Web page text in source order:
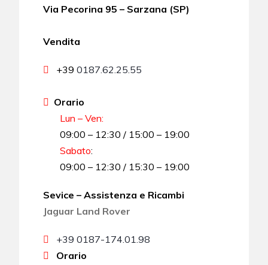
Via Pecorina 95 – Sarzana (SP)
Vendita
+390187.62.25.55
Orario
Lun – Ven:
09:00 – 12:30 / 15:00 – 19:00
Sabato:
09:00 – 12:30 / 15:30 – 19:00
Sevice – Assistenza e Ricambi
Jaguar Land Rover
+39 0187-174.01.98
Orario